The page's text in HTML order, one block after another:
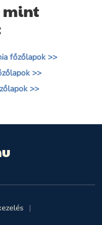
mint
főzőlapok >>
>>
>>